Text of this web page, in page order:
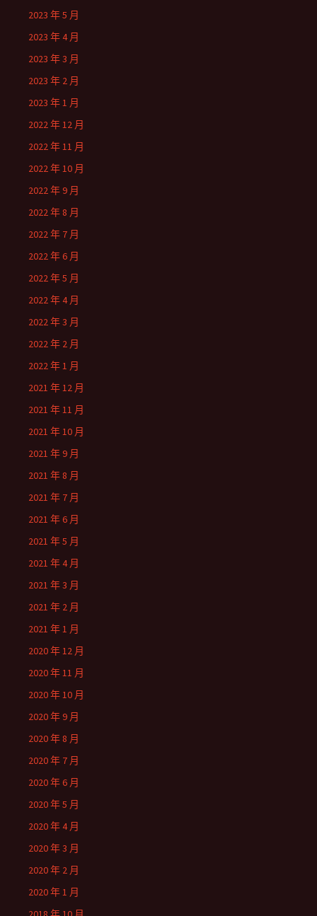
2023 年 5 月
2023 年 4 月
2023 年 3 月
2023 年 2 月
2023 年 1 月
2022 年 12 月
2022 年 11 月
2022 年 10 月
2022 年 9 月
2022 年 8 月
2022 年 7 月
2022 年 6 月
2022 年 5 月
2022 年 4 月
2022 年 3 月
2022 年 2 月
2022 年 1 月
2021 年 12 月
2021 年 11 月
2021 年 10 月
2021 年 9 月
2021 年 8 月
2021 年 7 月
2021 年 6 月
2021 年 5 月
2021 年 4 月
2021 年 3 月
2021 年 2 月
2021 年 1 月
2020 年 12 月
2020 年 11 月
2020 年 10 月
2020 年 9 月
2020 年 8 月
2020 年 7 月
2020 年 6 月
2020 年 5 月
2020 年 4 月
2020 年 3 月
2020 年 2 月
2020 年 1 月